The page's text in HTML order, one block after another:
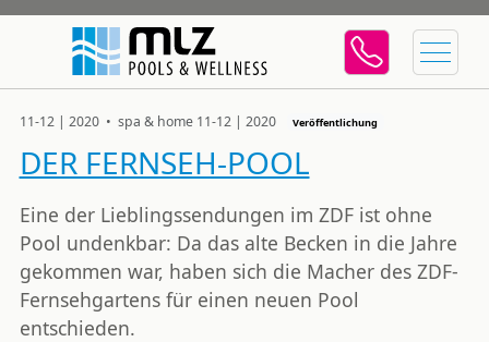
11-12 | 2020 • spa & home 11-12 | 2020 Veröffentlichung
DER FERNSEH-POOL
Eine der Lieblingssendungen im ZDF ist ohne
Pool undenkbar: Da das alte Becken in die Jahre
gekommen war, haben sich die Macher des ZDF-
Fernsehgartens für einen neuen Pool
entschieden.